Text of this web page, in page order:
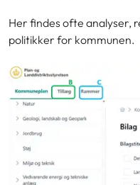
Her findes ofte analyser,
politikker for kommunen.